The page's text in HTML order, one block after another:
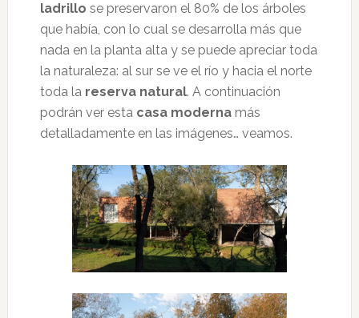
ladrillo se preservaron el 80% de los árboles
que había, con lo cual se desarrolla más que
nada en la planta alta y se puede apreciar toda
la naturaleza: al sur se ve el río y hacia el norte
toda la reserva natural. A continuación
podrán ver esta casa modernamás
detalladamente en las imágenes… veamos.